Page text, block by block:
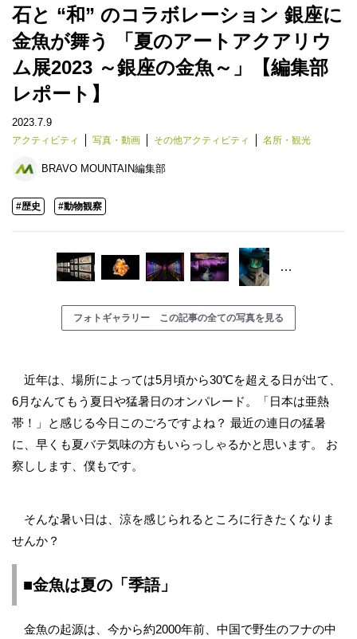
石と “和” のコラボレーション 銀座に
金魚が舞う 「夏のアートアクアリウ
ム展2023 ～銀座の金魚～」【編集部
レポート】
2023.7.9
アクティビティ 写真・動画 その他アクティビティ 名所・観光
BRAVO MOUNTAIN編集部
#歴史 #動物観察
…
フォトギャラリー この記事の全ての写真を見る
近年は、場所によっては5月頃から30℃を超える日が出て、
6月なんてもう夏日や猛暑日のオンパレード。「日本は亜熱
帯！」と感じる今日このごろですよね？ 最近の連日の猛暑
に、早くも夏バテ気味の方もいらっしゃるかと思います。 お
察しします、僕もです。
そんな暑い日は、涼を感じられるところに行きたくなりま
せんか？
■金魚は夏の「季語」
金魚の起源は、今から約2000年前、中国で野生のフナの中